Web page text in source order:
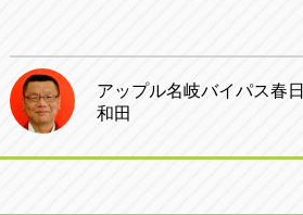
トラック
三重
市四日市店
アップル名岐バイパス春
和田